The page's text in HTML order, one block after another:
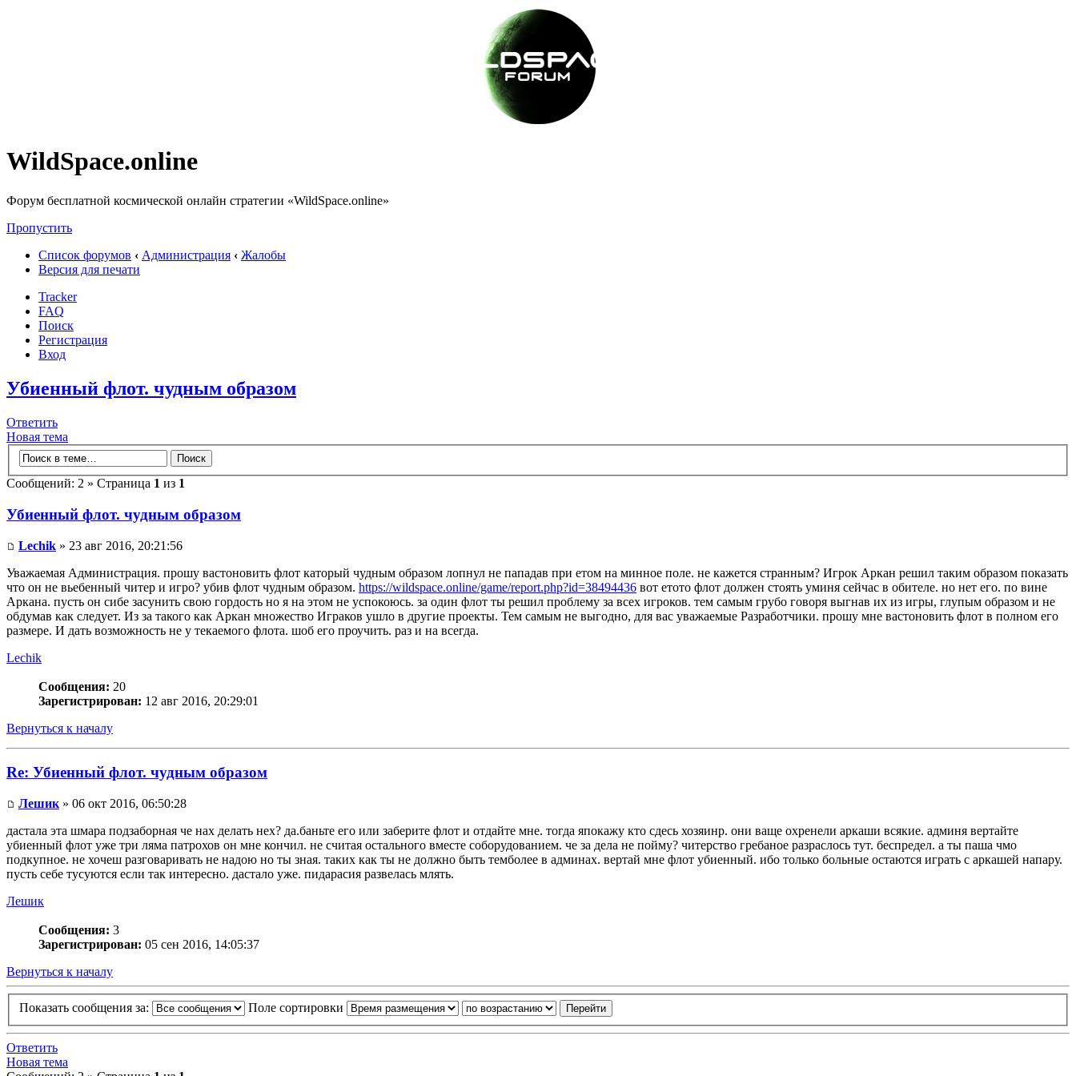
WildSpace.online
Форум бесплатной космической онлайн стратегии «WildSpace.online»
Пропустить
Список форумов ‹ Администрация ‹ Жалобы
Версия для печати
Tracker
FAQ
Поиск
Регистрация
Вход
Убиенный флот. чудным образом
Ответить
Новая тема
Сообщений: 2 » Страница 1 из 1
Убиенный флот. чудным образом
Lechik » 23 авг 2016, 20:21:56
Уважаемая Администрация. прошу вастоновить флот каторый чудным образом лопнул не пападав при етом на минное поле. не кажется странным? Игрок Аркан решил таким образом показать
что он не вьебенный читер и игро? убив флот чудным образом. https://wildspace.online/game/report.php?id=38494436 вот етото флот должен стоять уминя сейчас в обителе. но нет его. по вине
Аркана. пусть он сибе засунить свою гордость но я на этом не успокоюсь. за один флот ты решил проблему за всех игроков. тем самым грубо говоря выгнав их из игры, глупым образом и не
обдумав как следует. Из за такого как Аркан множество Играков ушло в другие проекты. Тем самым не выгодно, для вас уважаемые Разработчики. прошу мне вастоновить флот в полном его
размере. И дать возможность не у текаемого флота. шоб его проучить. раз и на всегда.
Lechik
Сообщения: 20
Зарегистрирован: 12 авг 2016, 20:29:01
Вернуться к началу
Re: Убиенный флот. чудным образом
Лешик » 06 окт 2016, 06:50:28
дастала эта шмара подзаборная че нах делать нех? да.баньте его или заберите флот и отдайте мне. тогда япокажу кто сдесь хозяинр. они ваще охренели аркаши всякие. админя вертайте
убиенный флот уже три ляма патрохов он мне кончил. не считая остального вместе соборудованием. че за дела не пойму? читерство гребаное разраслось тут. беспредел. а ты паша чмо
подкупное. не хочеш разговаривать не надою но ты зная. таких как ты не должно быть темболее в админах. вертай мне флот убиенный. ибо только больные остаются играть с аркашей напару.
пусть себе тусуются если так интересно. дастало уже. пидарасия развелась млять.
Лешик
Сообщения: 3
Зарегистрирован: 05 сен 2016, 14:05:37
Вернуться к началу
Показать сообщения за: Поле сортировки
Ответить
Новая тема